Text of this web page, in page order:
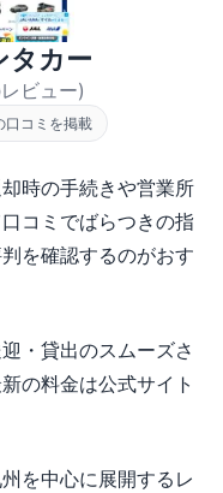
タカー
ビュー)
口コミを掲載
時の手続きや営業所
コミでばらつきの指
を確認するのがおす
・貸出のスムーズさ
の料金は公式サイト
を中心に展開するレ